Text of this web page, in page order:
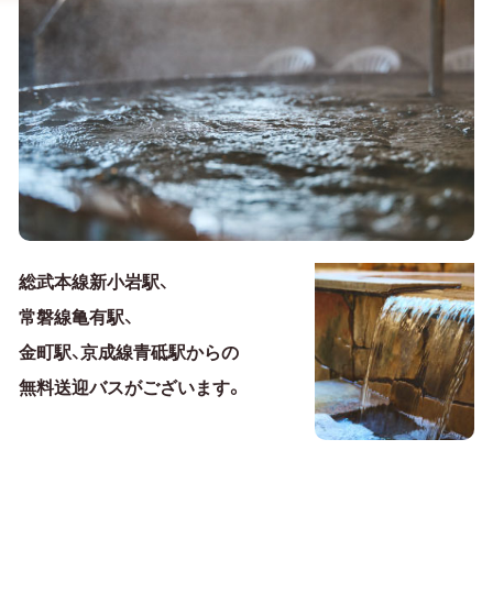
総武本線新小岩駅、
常磐線亀有駅、
金町駅、京成線青砥駅からの
無料送迎バスがございます。